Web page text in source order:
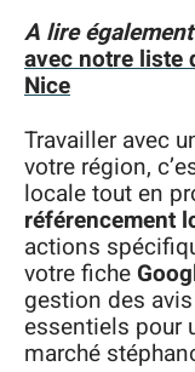
A lire
avec notre liste
Nice
Travailler avec
votre région,
locale tout en
référencement
actions
votre fiche
gestion des
essentiels pour
marché